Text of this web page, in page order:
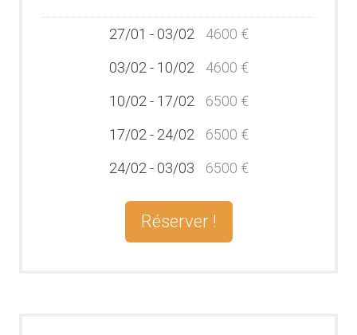
27/01 - 03/02
4600 €
03/02 - 10/02
4600 €
10/02 - 17/02
6500 €
17/02 - 24/02
6500 €
24/02 - 03/03
6500 €
Réserver !